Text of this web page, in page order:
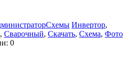
Схемы Инвертор,
, Сварочный, Скачать, Схема, Фото
0